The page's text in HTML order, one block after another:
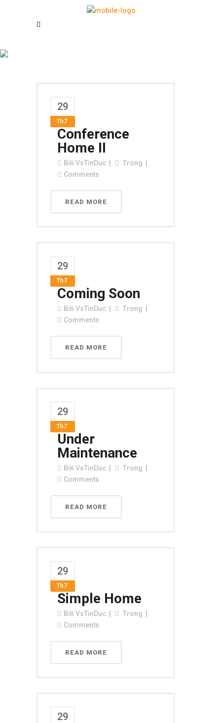
29
Th7
Conference
Home II
Bởi VsTinDuc
Trong
Comments
READ MORE
29
Th7
Coming Soon
Bởi VsTinDuc
Trong
Comments
READ MORE
29
Th7
Under
Maintenance
Bởi VsTinDuc
Trong
Comments
READ MORE
29
Th7
Simple Home
Bởi VsTinDuc
Trong
Comments
READ MORE
29